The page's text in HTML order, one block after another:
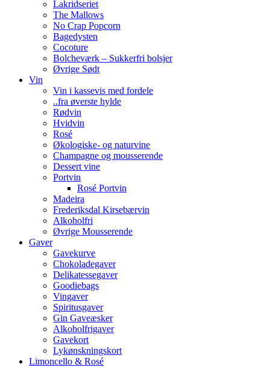
Lakridseriet
The Mallows
No Crap Popcorn
Bagedysten
Cocoture
Bolcheværk – Sukkerfri bolsjer
Øvrige Sødt
Vin
Vin i kassevis med fordele
..fra øverste hylde
Rødvin
Hvidvin
Rosé
Økologiske- og naturvine
Champagne og mousserende
Dessert vine
Portvin
Rosé Portvin
Madeira
Frederiksdal Kirsebærvin
Alkoholfri
Øvrige Mousserende
Gaver
Gavekurve
Chokoladegaver
Delikatessegaver
Goodiebags
Vingaver
Spiritusgaver
Gin Gaveæsker
Alkoholfrigaver
Gavekort
Lykønskningskort
Limoncello & Rosé